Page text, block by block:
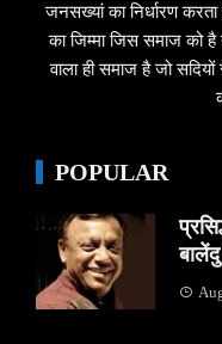
जनसख्यां का निर्धारण
का जिम्मा जिस समाज को
वाला ही समाज है जो
POPULAR